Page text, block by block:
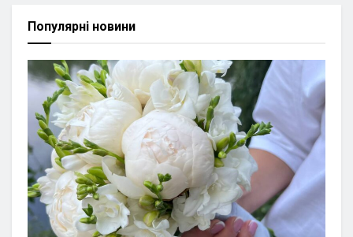
Популярні новини